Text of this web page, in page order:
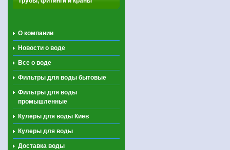
О компании
Новости о воде
Все о воде
Фильтры для воды бытовые
Фильтры для воды
промышленные
Кулеры для воды Киев
Кулеры для воды
Доставка воды